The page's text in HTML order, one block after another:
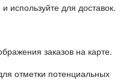
и используйте для доставок.
заказов на карте.
отметки потенциальных